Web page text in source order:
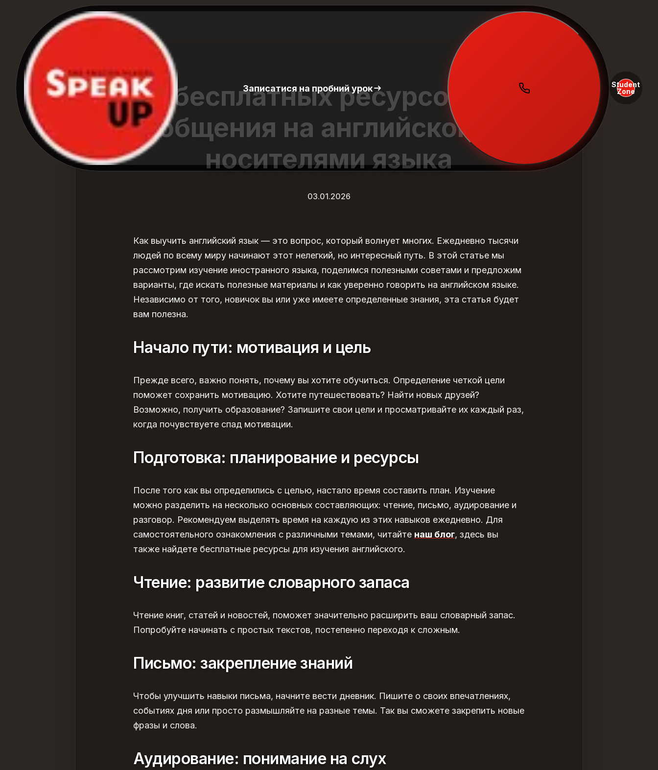
Записатися на пробний урок
Student
Zone
10 бесплатных ресурсов для
общения на английском с
носителями языка
03.01.2026
Как выучить английский язык— это вопрос, который волнует многих. Ежедневно тысячи
людей по всему миру начинают этот нелегкий, но интересный путь. В этой статье мы
рассмотрим изучениеиностранного языка, поделимся полезными советами и предложим
варианты, где искать полезные материалы и как уверенно говорить на английском языке.
Независимо от того, новичок вы или уже имеете определенные знания, эта статья будет
вам полезна.
Начало пути: мотивация и цель
Прежде всего, важно понять, почему вы хотите обучиться. Определение четкой цели
поможет сохранить мотивацию. Хотите путешествовать? Найти новых друзей?
Возможно, получить образование? Запишите свои цели и просматривайте их каждый раз,
когда почувствуете спад мотивации.
Подготовка: планирование и ресурсы
После того как вы определились с целью, настало время составить план. Изучение
можно разделить на несколько основных составляющих: чтение, письмо, аудирование и
разговор. Рекомендуем выделять время на каждую из этих навыков ежедневно. Для
самостоятельного ознакомления с различными темами, читайте наш блог, здесь вы
также найдете бесплатные ресурсы для изучения английского.
Чтение: развитиесловарного запаса
Чтение книг, статей и новостей, поможет значительно расширить ваш словарный запас.
Попробуйте начинать с простых текстов, постепенно переходя к сложным.
Письмо: закрепление знаний
Чтобы улучшить навыки письма, начните вести дневник. Пишите о своих впечатлениях,
событиях дня или просто размышляйте на разные темы. Так вы сможете закрепить новые
фразы и слова.
Аудирование: понимание на слух